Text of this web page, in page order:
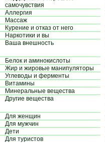
самочувствия
Аллергия
Массаж
Курение и отказ от него
Наркотики и вы
Ваша внешность
Белок и аминокислоты
Жир и жировые манипуляторы
Углеводы и ферменты
Витамины
Минеральные вещества
Другие вещества
Для женщин
Для мужчин
Дети
Для туристов